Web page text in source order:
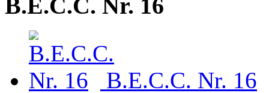
B.E.C.C. Nr. 16
B.E.C.C. Nr. 16